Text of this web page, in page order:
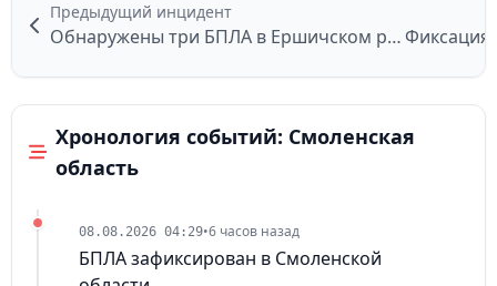
Предыдущий инцидент
Обнаружены три БПЛА в Ершичском районеФиксация
Хронология событий: Смоленская
область
08.08.2026 04:29•6 часов назад
БПЛА зафиксирован в Смоленской